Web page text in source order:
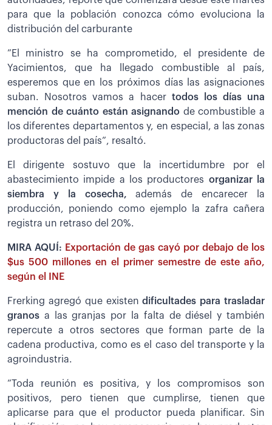
para que la población conozca cómo evoluciona la
distribución del carburante
”El ministro se ha comprometido, el presidente de
Yacimientos, que ha llegado combustible al país,
esperemos que en los próximos días las asignaciones
suban. Nosotros vamos a hacer todos los días una
mención de cuánto están asignando de combustible a
los diferentes departamentos y, en especial, a las zonas
productoras del país”, resaltó.
El dirigente sostuvo que la incertidumbre por el
abastecimiento impide a los productores organizar la
siembra y la cosecha, además de encarecer la
producción, poniendo como ejemplo la zafra cañera
registra un retraso del 20%.
MIRA AQUÍ: Exportación de gas cayó por debajo de los
$us 500 millones en el primer semestre de este año,
según el INE
Frerking agregó que existendificultades para trasladar
granos a las granjas por la falta de diésel y también
repercute a otros sectores que forman parte de la
cadena productiva, como es el caso del transporte y la
agroindustria.
”Toda reunión es positiva, y los compromisos son
positivos, pero tienen que cumplirse, tienen que
aplicarse para que el productor pueda planificar. Sin